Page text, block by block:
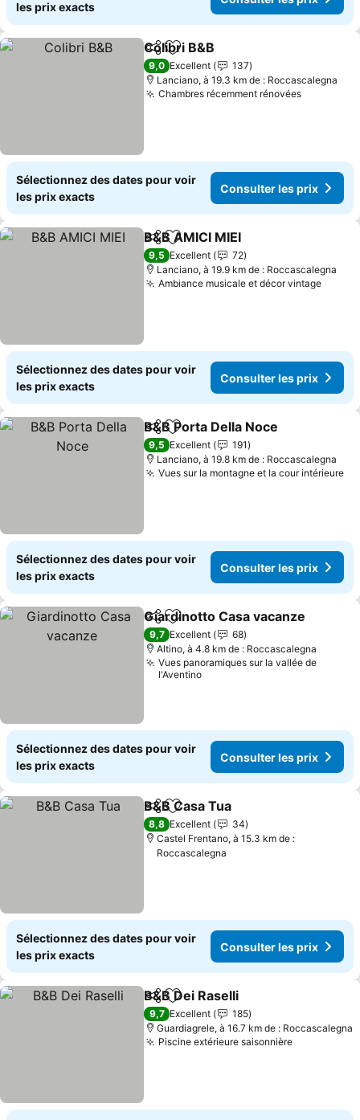
les prix exacts
PartagerAjouter à mes favoris
Colibri B&B
9,0 Excellent
137
Lanciano, à 19.3 km de : Roccascalegna
Chambres récemment rénovées
Sélectionnez des dates pour voir
les prix exacts
Consulter les prix
PartagerAjouter à mes favoris
B&B AMICI MIEI
9,5 Excellent
72
Lanciano, à 19.9 km de : Roccascalegna
Ambiance musicale et décor vintage
Sélectionnez des dates pour voir
les prix exacts
Consulter les prix
PartagerAjouter à mes favoris
B&B Porta Della Noce
9,5 Excellent
191
Lanciano, à 19.8 km de : Roccascalegna
Vues sur la montagne et la cour intérieure
Sélectionnez des dates pour voir
les prix exacts
Consulter les prix
PartagerAjouter à mes favoris
Giardinotto Casa vacanze
9,7 Excellent
68
Altino, à 4.8 km de : Roccascalegna
Vues panoramiques sur la vallée de
l'Aventino
Sélectionnez des dates pour voir
les prix exacts
Consulter les prix
PartagerAjouter à mes favoris
B&B Casa Tua
8,8 Excellent
34
Castel Frentano, à 15.3 km de :
Roccascalegna
Sélectionnez des dates pour voir
les prix exacts
Consulter les prix
PartagerAjouter à mes favoris
B&B Dei Raselli
9,7 Excellent
185
Guardiagrele, à 16.7 km de : Roccascalegna
Piscine extérieure saisonnièreConsulter